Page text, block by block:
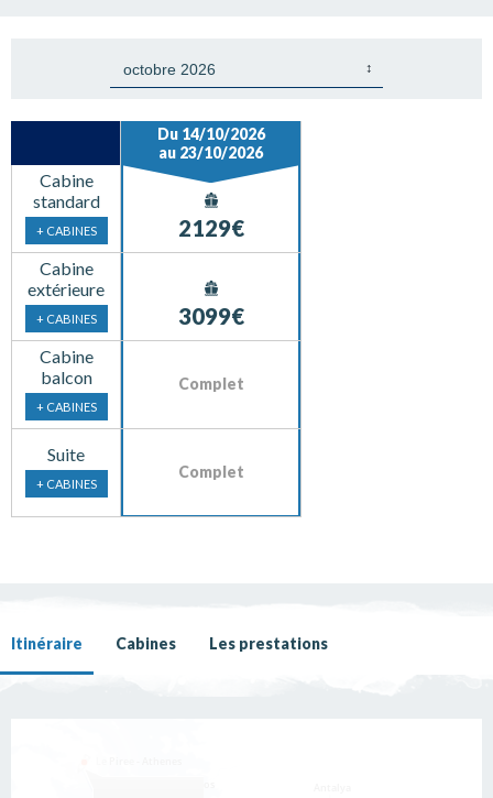
Cabine
standard
+ CABINES
Cabine
extérieure
+ CABINES
Cabine
balcon
+ CABINES
Suite
+ CABINES
Du 14/10/2026
au 23/10/2026
2129€
3099€
Complet
Complet
Itinéraire Cabines Les prestations